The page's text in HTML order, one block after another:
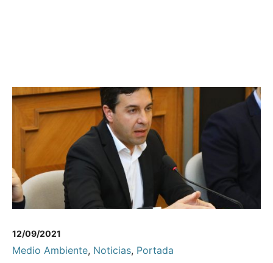
12/09/2021
Medio Ambiente, Noticias, Portada